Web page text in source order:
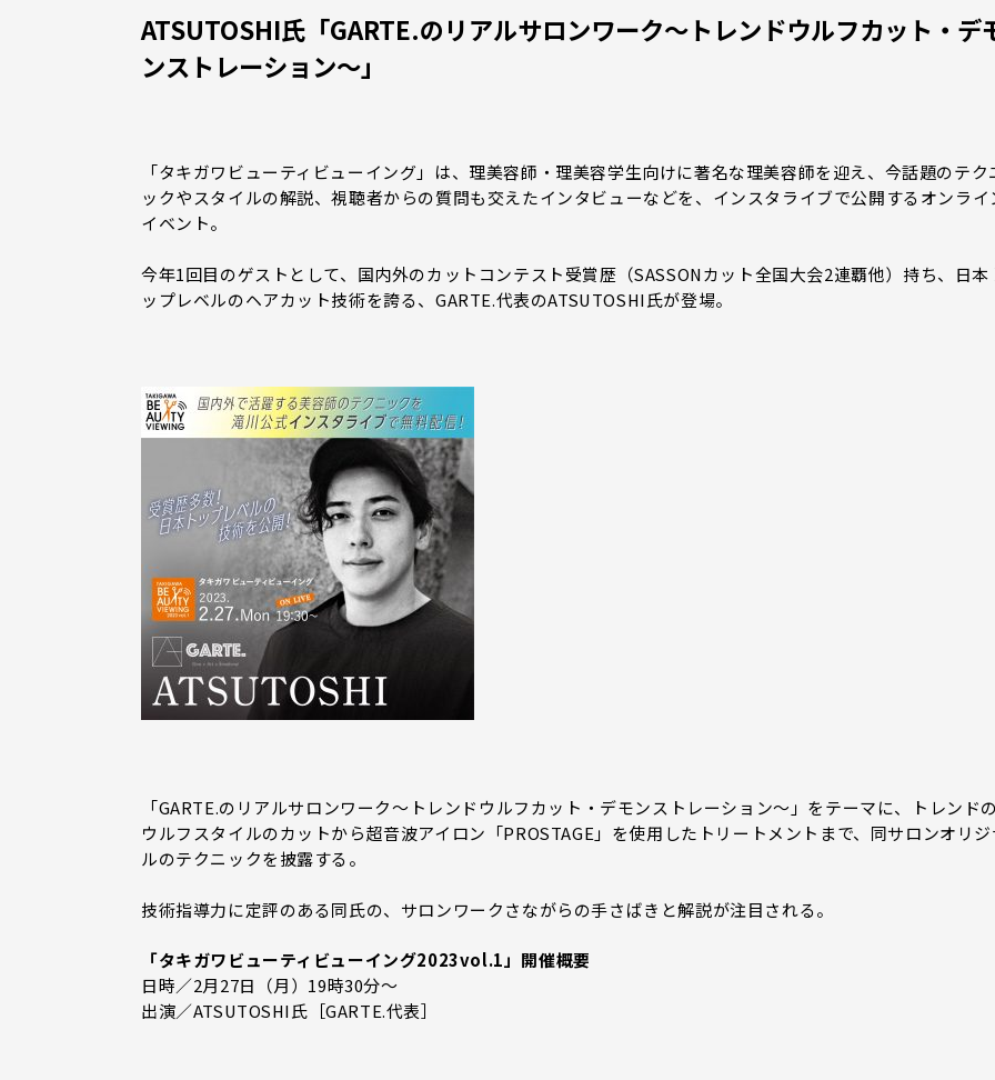
ATSUTOSHI氏「GARTE.のリアルサロンワーク～トレンドウルフカット・デ
ンストレーション～」
「タキガワビューティビューイング」は、理美容師・理美容学生向けに著名な理美容師を迎え、今話題のテク
ックやスタイルの解説、視聴者からの質問も交えたインタビューなどを、インスタライブで公開するオンライ
イベント。
今年1回目のゲストとして、国内外のカットコンテスト受賞歴（SASSONカット全国大会2連覇他）持ち、日本
ップレベルのヘアカット技術を誇る、GARTE.代表のATSUTOSHI氏が登場。
「GARTE.のリアルサロンワーク～トレンドウルフカット・デモンストレーション～」をテーマに、トレンド
ウルフスタイルのカットから超音波アイロン「PROSTAGE」を使用したトリートメントまで、同サロンオリ
ルのテクニックを披露する。
技術指導力に定評のある同氏の、サロンワークさながらの手さばきと解説が注目される。
「タキガワビューティビューイング2023vol.1」開催概要
日時／2月27日（月）19時30分～
出演／ATSUTOSHI氏［GARTE.代表］